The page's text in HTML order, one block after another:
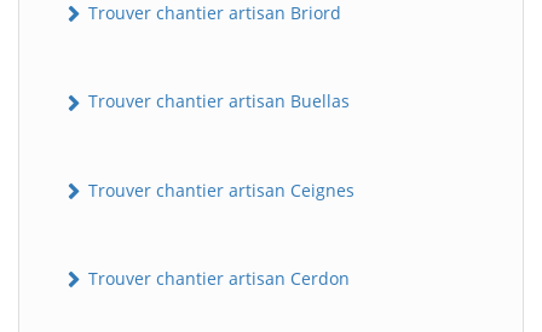
Trouver chantier artisan Briord
Trouver chantier artisan Buellas
Trouver chantier artisan Ceignes
Trouver chantier artisan Cerdon